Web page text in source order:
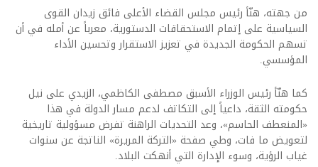
من جهته، هنّأ رئيس مجلس القضاء الأعلى فائق زيدان القوى
السياسية على إتمام الاستحقاقات الدستورية، معرباً عن أمله في أن
تسهم الحكومة الجديدة في تعزيز الاستقرار وتحسين الأداء
المؤسسي.
كما هنّأ رئيس الوزراء الأسبق مصطفى الكاظمي، الزيدي على نيل
حكومته الثقة، داعياً إلى التكاتف لدعم مسار الدولة في هذا
«المنعطف الحاسم»، وعد التحديات الراهنة تفرض مسؤولية تاريخية
لتعويض ما فات، وطي صفحة «التركة المريرة» الناتجة عن سنوات
غياب الرؤية، وسوء الإدارة التي أنهكت البلاد.